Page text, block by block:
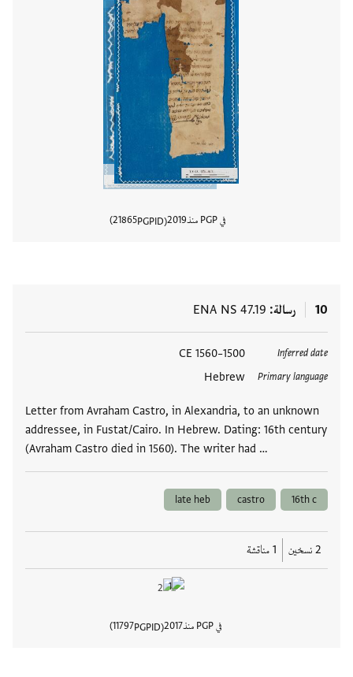
في PGP منذ 2019
PGPID
21865
10 رسالة ENA NS 47.19
Inferred date
1500–1560 CE
Primary language
Hebrew
Letter from Avraham Castro, in Alexandria, to an unknown
addressee, in Fustat/Cairo. In Hebrew. Dating: 16th century
(Avraham Castro died in 1560). The writer had …
العلامات
16th c
castro
late heb
2 نسخين 1 مناقشة
في PGP منذ 2017
PGPID
11797